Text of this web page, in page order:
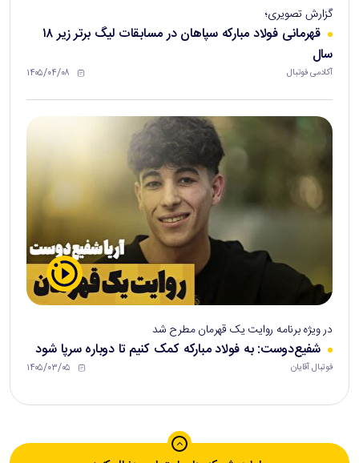
گزارش تصویری؛
قهرمانی فولاد مبارکه سپاهان در مسابقات لیگ برتر زیر ۱۸
سال
آکادمی فوتبال ۱۴۰۵/۰۴/۰۸
در ویژه برنامه روایت یک قهرمان مطرح شد
شفیع‌دوست: به فولاد مبارکه کمک کنیم تا دوباره سرپا شود
فوتبال آقایان ۱۴۰۵/۰۳/۰۵